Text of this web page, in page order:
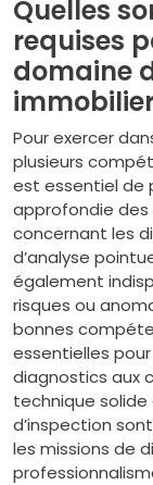
Quelles
requises
domaine
Pour exercer
plusieurs
est essentiel de
approfondie
concernant les
d’analyse
également
risques ou
bonnes
essentielles
diagnostics aux
technique
d’inspection
les missions de